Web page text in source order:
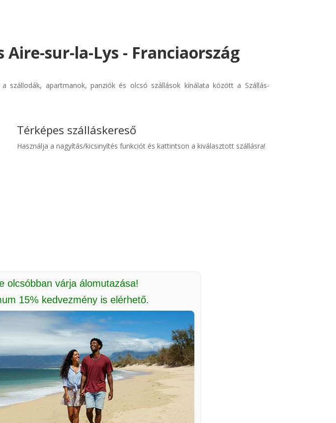
Aire-sur-la-Lys - Franciaország
szállodák, apartmanok, panziók és olcsó szállások kínálata között a Szállás-
Térképes szálláskereső
Használja a nagyítás/kicsinyítés funkciót és kattintson a kiválasztott szállásra!
olcsóbban várja álomutazása!
15% kedvezmény is elérhető.